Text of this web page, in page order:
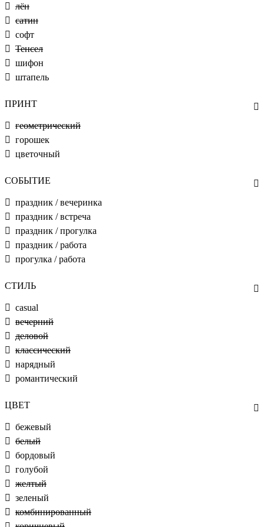
лён
сатин
софт
Тенсел
шифон
штапель
ПРИНТ
геометрический
горошек
цветочный
СОБЫТИЕ
праздник / вечеринка
праздник / встреча
праздник / прогулка
праздник / работа
прогулка / работа
СТИЛЬ
casual
вечерний
деловой
классический
нарядный
романтический
ЦВЕТ
бежевый
белый
бордовый
голубой
желтый
зеленый
комбинированный